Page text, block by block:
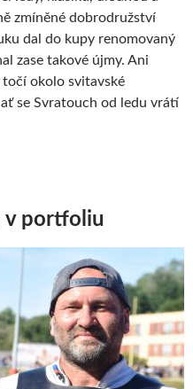
zmíněné dobrodružství
dal do kupy renomovaný
zase takové újmy. Ani
okolo svitavské
se Svratouch od ledu vrátí
v portfoliu